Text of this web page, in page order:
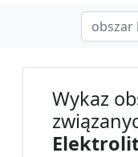
Wykaz